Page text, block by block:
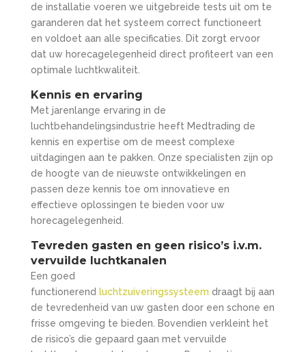
de installatie voeren we uitgebreide tests uit om te
garanderen dat het systeem correct functioneert
en voldoet aan alle specificaties. Dit zorgt ervoor
dat uw horecagelegenheid direct profiteert van een
optimale luchtkwaliteit.
Kennis en ervaring
Met jarenlange ervaring in de
luchtbehandelingsindustrie heeft Medtrading de
kennis en expertise om de meest complexe
uitdagingen aan te pakken. Onze specialisten zijn op
de hoogte van de nieuwste ontwikkelingen en
passen deze kennis toe om innovatieve en
effectieve oplossingen te bieden voor uw
horecagelegenheid.
Tevreden gasten en geen risico’s i.v.m.
vervuilde luchtkanalen
Een goed
functionerend luchtzuiveringssysteem draagt bij aan
de tevredenheid van uw gasten door een schone en
frisse omgeving te bieden. Bovendien verkleint het
de risico’s die gepaard gaan met vervuilde